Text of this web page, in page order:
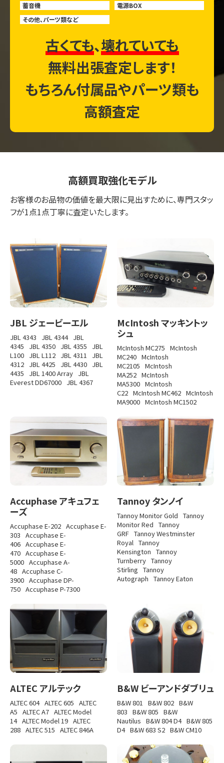
蓄音機
電源BOX
その他、パーツ類など
古くても、壊れていても
無料出張査定します！
もちろん付属品やパーツ類も
高額査定
高額買取強化モデル
お客様のお品物の価値を最大限に見出すために、専門スタッ
フが1点1点丁寧に査定いたします。
JBL ジェービーエル
JBL 4343 JBL 4344 JBL
4345
JBL 4350 JBL 4355
JBL
L100 JBL L112 JBL 4311
JBL
4312 JBL 4425 JBL 4430 JBL
4435
JBL 1400 Array JBL
Everest DD67000 JBL 4367
McIntosh マッキントッ
シュ
McIntosh MC275 McIntosh
MC240 McIntosh
MC2105 McIntosh
MA252 McIntosh
MA5300 McIntosh
C22 McIntosh MC462 McIntosh
MA9000 McIntosh MC1502
Accuphase アキュフェ
ーズ
Accuphase E-202 Accuphase E-
303 Accuphase E-
406 Accuphase E-
470 Accuphase E-
5000 Accuphase A-
48 Accuphase C-
3900 Accuphase DP-
750 Accuphase P-7300
Tannoy タンノイ
Tannoy Monitor Gold Tannoy
Monitor Red Tannoy
GRF Tannoy Westminster
Royal Tannoy
Kensington Tannoy
Turnberry Tannoy
Stirling Tannoy
Autograph Tannoy Eaton
ALTEC アルテック
ALTEC 604 ALTEC 605 ALTEC
A5 ALTEC A7 ALTEC Model
14 ALTEC Model 19 ALTEC
288 ALTEC 515 ALTEC 846A
B&W ビーアンドダブリュ
B&W 801 B&W 802 B&W
803 B&W 805 B&W
Nautilus B&W 804 D4 B&W 805
D4 B&W 683 S2 B&W CM10